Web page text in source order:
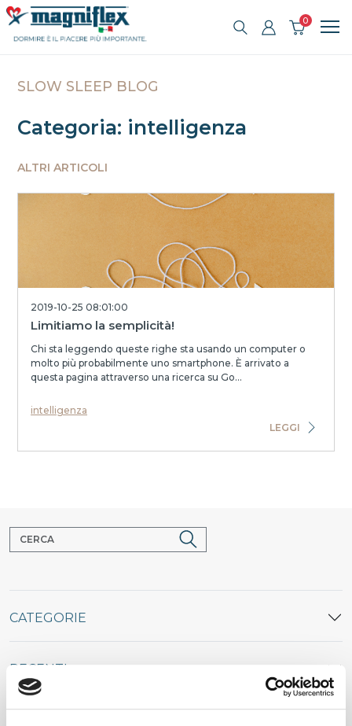
0
SLOW SLEEP BLOG
Categoria: intelligenza
ALTRI ARTICOLI
2019-10-25 08:01:00
Limitiamo la semplicità!
Chi sta leggendo queste righe sta usando un computer o
molto più probabilmente uno smartphone. È arrivato a
questa pagina attraverso una ricerca su Go...
intelligenza
LEGGI
CATEGORIE
RECENTI